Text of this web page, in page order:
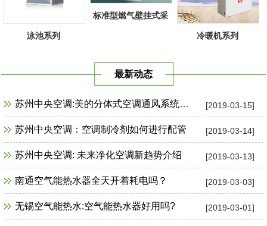
泳池系列
标准型燃气壁挂式采
冷暖机系列
最新动态
[2019-03-15]
苏州中央空调:美的分体式空调通风系统故障检修
[2019-03-14]
苏州中央空调：空调制冷剂如何进行配管
[2019-03-13]
苏州中央空调: 未来净化空调新趋势介绍
[2019-03-03]
南通空气能热水器全天开着耗电吗？
[2019-03-01]
无锡空气能热水:空气能热水器好用吗?